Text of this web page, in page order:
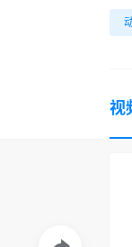
视